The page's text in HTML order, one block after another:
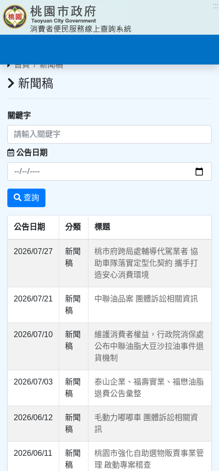
:::
首頁 新聞稿
新聞稿
關鍵字
公告日期
查詢
公告日期 分類 標題
2026/07/27
新聞
稿
桃市府跨局處輔導代駕業者 協
助車隊落實定型化契約 攜手打
造安心消費環境
2026/07/21
新聞
稿
中聯油品案 團體訴訟相關資訊
2026/07/10
新聞
稿
維護消費者權益，行政院消保處
公布中聯油脂大豆沙拉油事件退
貨機制
2026/07/03
新聞
稿
泰山企業、福壽實業、福懋油脂
退費公告彙整
2026/06/12
新聞
稿
毛動力嘟嘟車 團體訴訟相關資
訊
2026/06/11
新聞
稿
桃園市強化自助選物販賣事業管
理 啟動專案稽查